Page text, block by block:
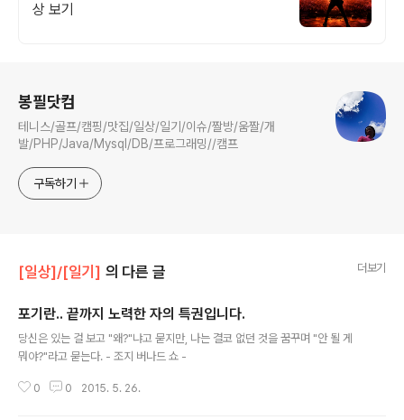
상 보기
봉필닷컴
테니스/골프/캠핑/맛집/일상/일기/이슈/짤방/움짤/개
발/PHP/Java/Mysql/DB/프로그래밍//캠프
구독하기
[일상]/[일기] 의 다른 글 더보기
포기란.. 끝까지 노력한 자의 특권입니다.
당신은 있는 걸 보고 "왜?"냐고 묻지만, 나는 결코 없던 것을 꿈꾸며 "안 될 게
뭐야?"라고 묻는다. - 조지 버나드 쇼 -
0 0 2015. 5. 26.